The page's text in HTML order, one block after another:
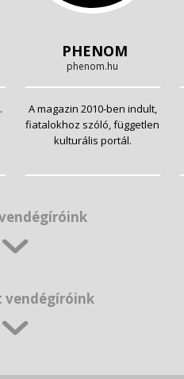
PHENOM
phenom.hu
A magazin 2010-ben indult,
fiatalokhoz szóló, független
kulturális portál.
vendégíróink